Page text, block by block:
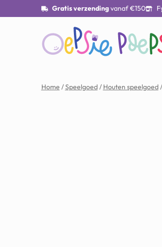
Gratis verzendingvanaf €150
Home /Speelgoed/ Houten speelgoed/